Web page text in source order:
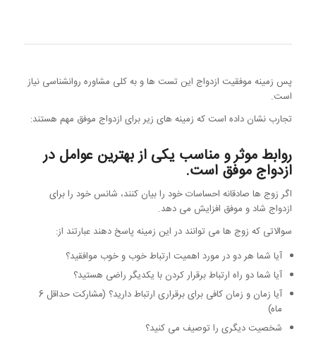
پس زمینه موفقیت ازدواج این تست ها و به کلی مشاوره روانشناسی نیاز
است.
تجارب نشان داده است که زمینه های زیر برای ازدواج موفق مهم هستند:
روابط موثر و مناسب یکی از بهترین عوامل در
ازدواج موفق است.
اگر زوج ها صادقانه احساسات خود را بیان کنند، شانس خود را برای
ازدواج شاد و موفق افزایش می دهد.
سوالاتی که زوج ها می توانند در این زمینه پاسخ دهند عبارتند از:
آیا شما هر دو در مورد اهمیت ارتباط خوب و خوب موافقید؟
آیا شما دو راه ارتباط برقرار کردن با یکدیگر راضی هستید؟
آیا زمان و زمان کافی برای برقراری ارتباط دارید؟ (مشارکت حداقل 6
ماه)
شخصیت دیگری را توصیف می کنید؟